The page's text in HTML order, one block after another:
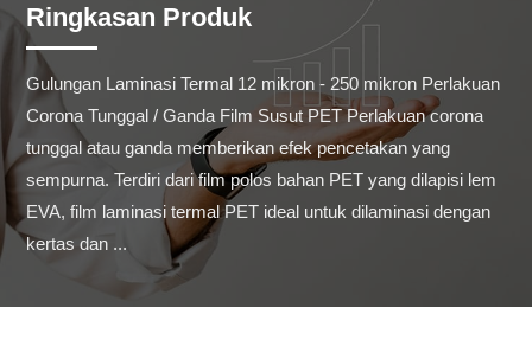
Ringkasan Produk
Gulungan Laminasi Termal 12 mikron - 250 mikron Perlakuan
Corona Tunggal / Ganda Film Susut PET Perlakuan corona
tunggal atau ganda memberikan efek pencetakan yang
sempurna. Terdiri dari film polos bahan PET yang dilapisi lem
EVA, film laminasi termal PET ideal untuk dilaminasi dengan
kertas dan ...